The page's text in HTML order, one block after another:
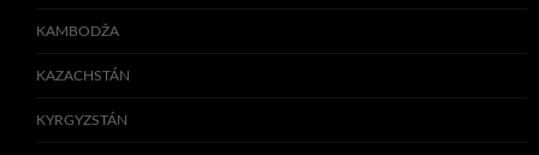
KAMBODŽA
KAZACHSTÁN
KYRGYZSTÁN